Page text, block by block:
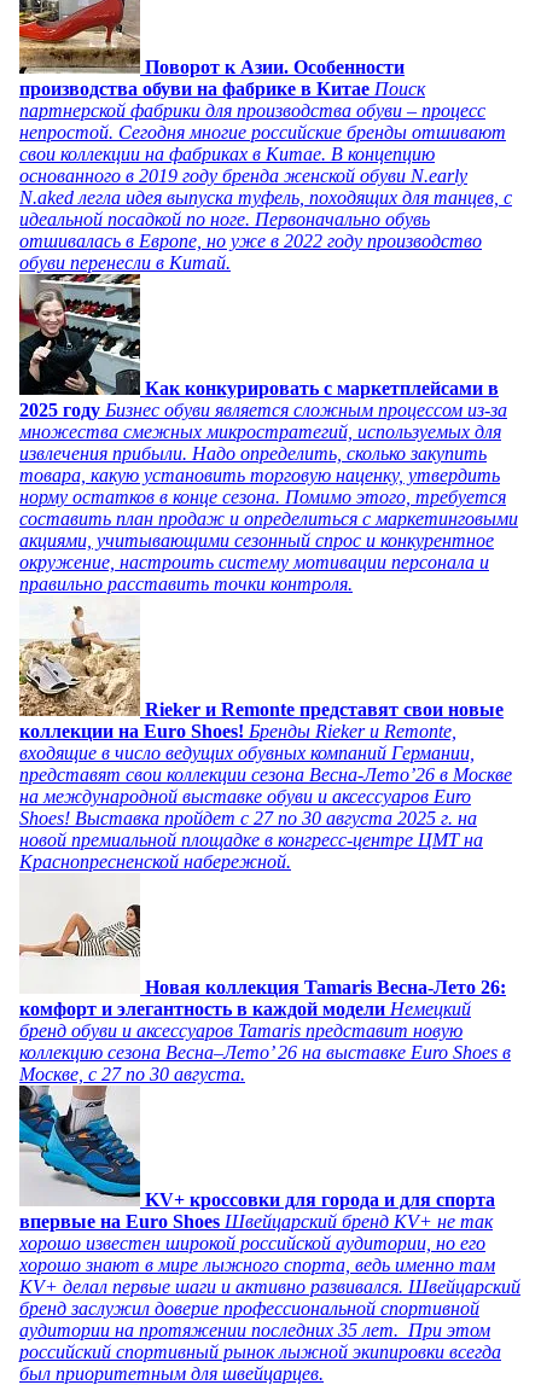
Поворот к Азии. Особенности
производства обуви на фабрике в Китае Поиск
партнерской фабрики для производства обуви – процесс
непростой. Сегодня многие российские бренды отшивают
свои коллекции на фабриках в Китае. В концепцию
основанного в 2019 году бренда женской обуви N.early
N.aked легла идея выпуска туфель, походящих для танцев, с
идеальной посадкой по ноге. Первоначально обувь
отшивалась в Европе, но уже в 2022 году производство
обуви перенесли в Китай.
Как конкурировать с маркетплейсами в
2025 году Бизнес обуви является сложным процессом из-за
множества смежных микростратегий, используемых для
извлечения прибыли. Надо определить, сколько закупить
товара, какую установить торговую наценку, утвердить
норму остатков в конце сезона. Помимо этого, требуется
составить план продаж и определиться с маркетинговыми
акциями, учитывающими сезонный спрос и конкурентное
окружение, настроить систему мотивации персонала и
правильно расставить точки контроля.
Rieker и Remonte представят свои новые
коллекции на Euro Shoes! Бренды Rieker и Remonte,
входящие в число ведущих обувных компаний Германии,
представят свои коллекции сезона Весна-Лето’26 в Москве
на международной выставке обуви и аксессуаров Euro
Shoes! Выставка пройдет c 27 по 30 августа 2025 г. на
новой премиальной площадке в конгресс-центре ЦМТ на
Краснопресненской набережной.
Новая коллекция Tamaris Весна-Лето 26:
комфорт и элегантность в каждой модели Немецкий
бренд обуви и аксессуаров Tamaris представит новую
коллекцию сезона Весна–Лето’ 26 на выставке Euro Shoes в
Москве, с 27 по 30 августа.
KV+ кроссовки для города и для спорта
впервые на Euro Shoes Швейцарский бренд KV+ не так
хорошо известен широкой российской аудитории, но его
хорошо знают в мире лыжного спорта, ведь именно там
KV+ делал первые шаги и активно развивался. Швейцарский
бренд заслужил доверие профессиональной спортивной
аудитории на протяжении последних 35 лет. При этом
российский спортивный рынок лыжной экипировки всегда
был приоритетным для швейцарцев.